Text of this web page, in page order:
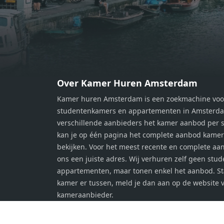
van mogelijkheden, zoals een fijne
werkplek, een logeerkamer of een
persoonlijke slaapkamer. De
gemak en privacy. Gelegen in een
op een perfecte locatie. Winkels,
naar Amsterdam zijn allemaal
binnen handbereik. Bovendien
geniet je hier van de unieke
combinatie van stedelijke
voorzieningen en de ontspanning
van een serene woonomgeving. Ben
van
op
van
Over Kamer Huren Amsterdam
Kamer huren Amsterdam is een zoekmachine
studentenkamers en appartementen in
verschillende aanbieders het kamer aanbod per
kan je op één pagina het complete aanbod
bekijken. Voor het meest recente en complete
ons een juiste adres. Wij verhuren zelf geen
appartementen, maar tonen enkel het aanbod.
kamer er tussen, meld je dan aan op de website
kameraanbieder.